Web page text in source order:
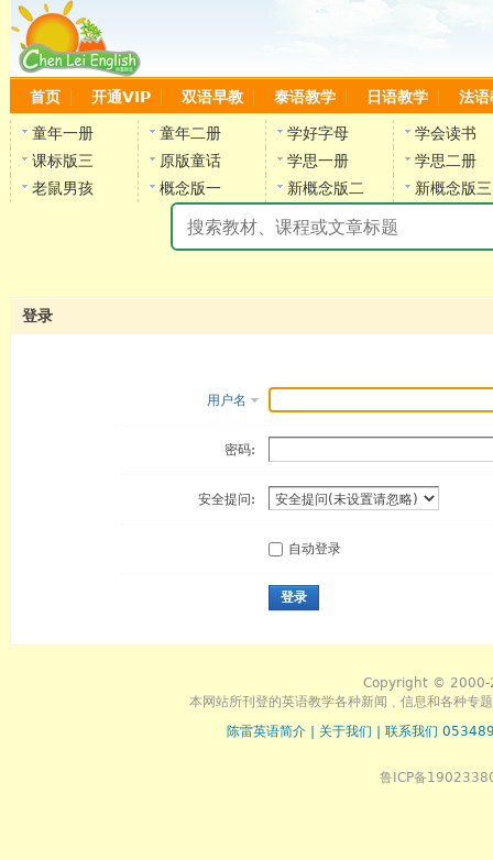
首页 开通VIP 双语早教 泰语教学 日语教学 法语
童年一册 童年二册 学好字母
学会读书
课标版三
原版童话 学思一册
学思二册
老鼠男孩
概念版一 新概念版二 新概念版三
登录
用户名
密码:
安全提问:
自动登录
登录
Copyright © 2000-
本网站所刊登的英语教学各种新闻﹑信息和各种专
陈雷英语简介
关于我们 联系我们
鲁ICP备